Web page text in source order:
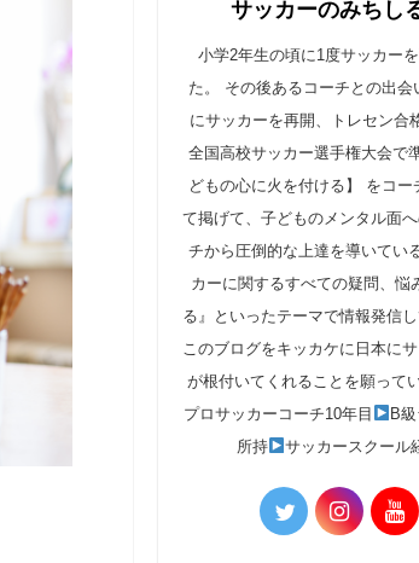
サッカーのみちし
小学2年生の頃に1度サッカー
た。 その後あるコーチとの出会
にサッカーを再開、トレセン合
全国高校サッカー選手権大会で
どもの心に火を付ける】 をコー
て掲げて、子どものメンタル面
チから圧倒的な上達を導いてい
カーに関するすべての疑問、悩
る』といったテーマで情報発信し
このブログをキッカケに日本に
が根付いてくれることを願って
プロサッカーコーチ10年目
B
所持
サッカースクール